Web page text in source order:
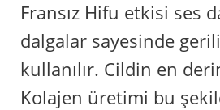
Fransız Hifu etkisi ses
dalgalar sayesinde
kullanılır. Cildin en
Kolajen üretimi bu